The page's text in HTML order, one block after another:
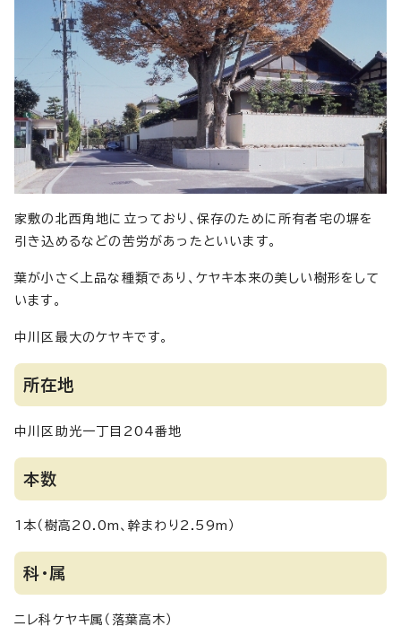
家敷の北西角地に立っており、保存のために所有者宅の塀を
引き込めるなどの苦労があったといいます。
葉が小さく上品な種類であり、ケヤキ本来の美しい樹形をして
います。
中川区最大のケヤキです。
所在地
中川区助光一丁目204番地
本数
1本（樹高20.0m、幹まわり2.59m）
科・属
ニレ科ケヤキ属（落葉高木）